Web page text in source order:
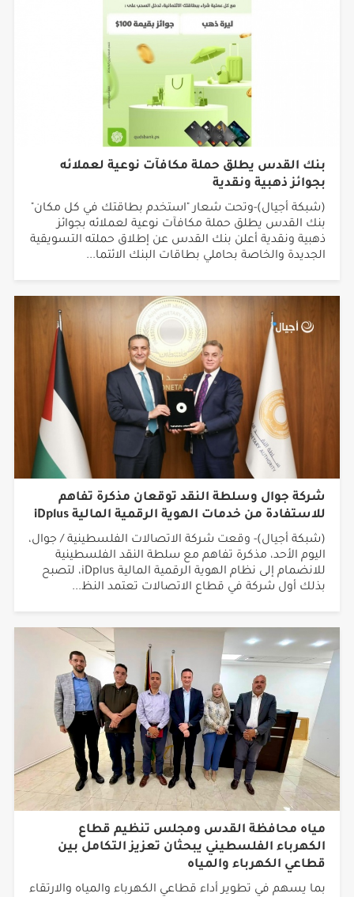
بنك القدس يطلق حملة مكافآت نوعية لعملائه
بجوائز ذهبية ونقدية
(شبكة أجيال)-وتحت شعار "استخدم بطاقتك في كل مكان"
بنك القدس يطلق حملة مكافآت نوعية لعملائه بجوائز
ذهبية ونقدية أعلن بنك القدس عن إطلاق حملته التسويقية
الجديدة والخاصة بحاملي بطاقات البنك الائتما...
شركة جوال وسلطة النقد توقعان مذكرة تفاهم
للاستفادة من خدمات الهوية الرقمية المالية iDplus
(شبكة أجيال)- وقعت شركة الاتصالات الفلسطينية / جوال،
اليوم الأحد، مذكرة تفاهم مع سلطة النقد الفلسطينية
للانضمام إلى نظام الهوية الرقمية المالية iDplus، لتصبح
بذلك أول شركة في قطاع الاتصالات تعتمد النظ...
مياه محافظة القدس ومجلس تنظيم قطاع
الكهرباء الفلسطيني يبحثان تعزيز التكامل بين
قطاعي الكهرباء والمياه
بما يسهم في تطوير أداء قطاعي الكهرباء والمياه والارتقاء